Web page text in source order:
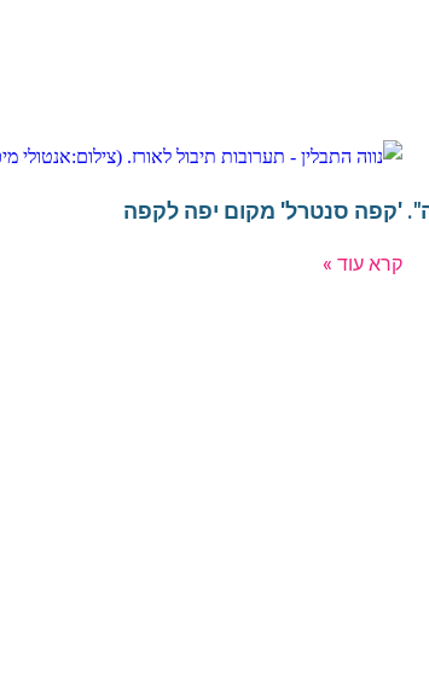
'קפה סנטרל' מקום יפה לקפה
קרא עוד »